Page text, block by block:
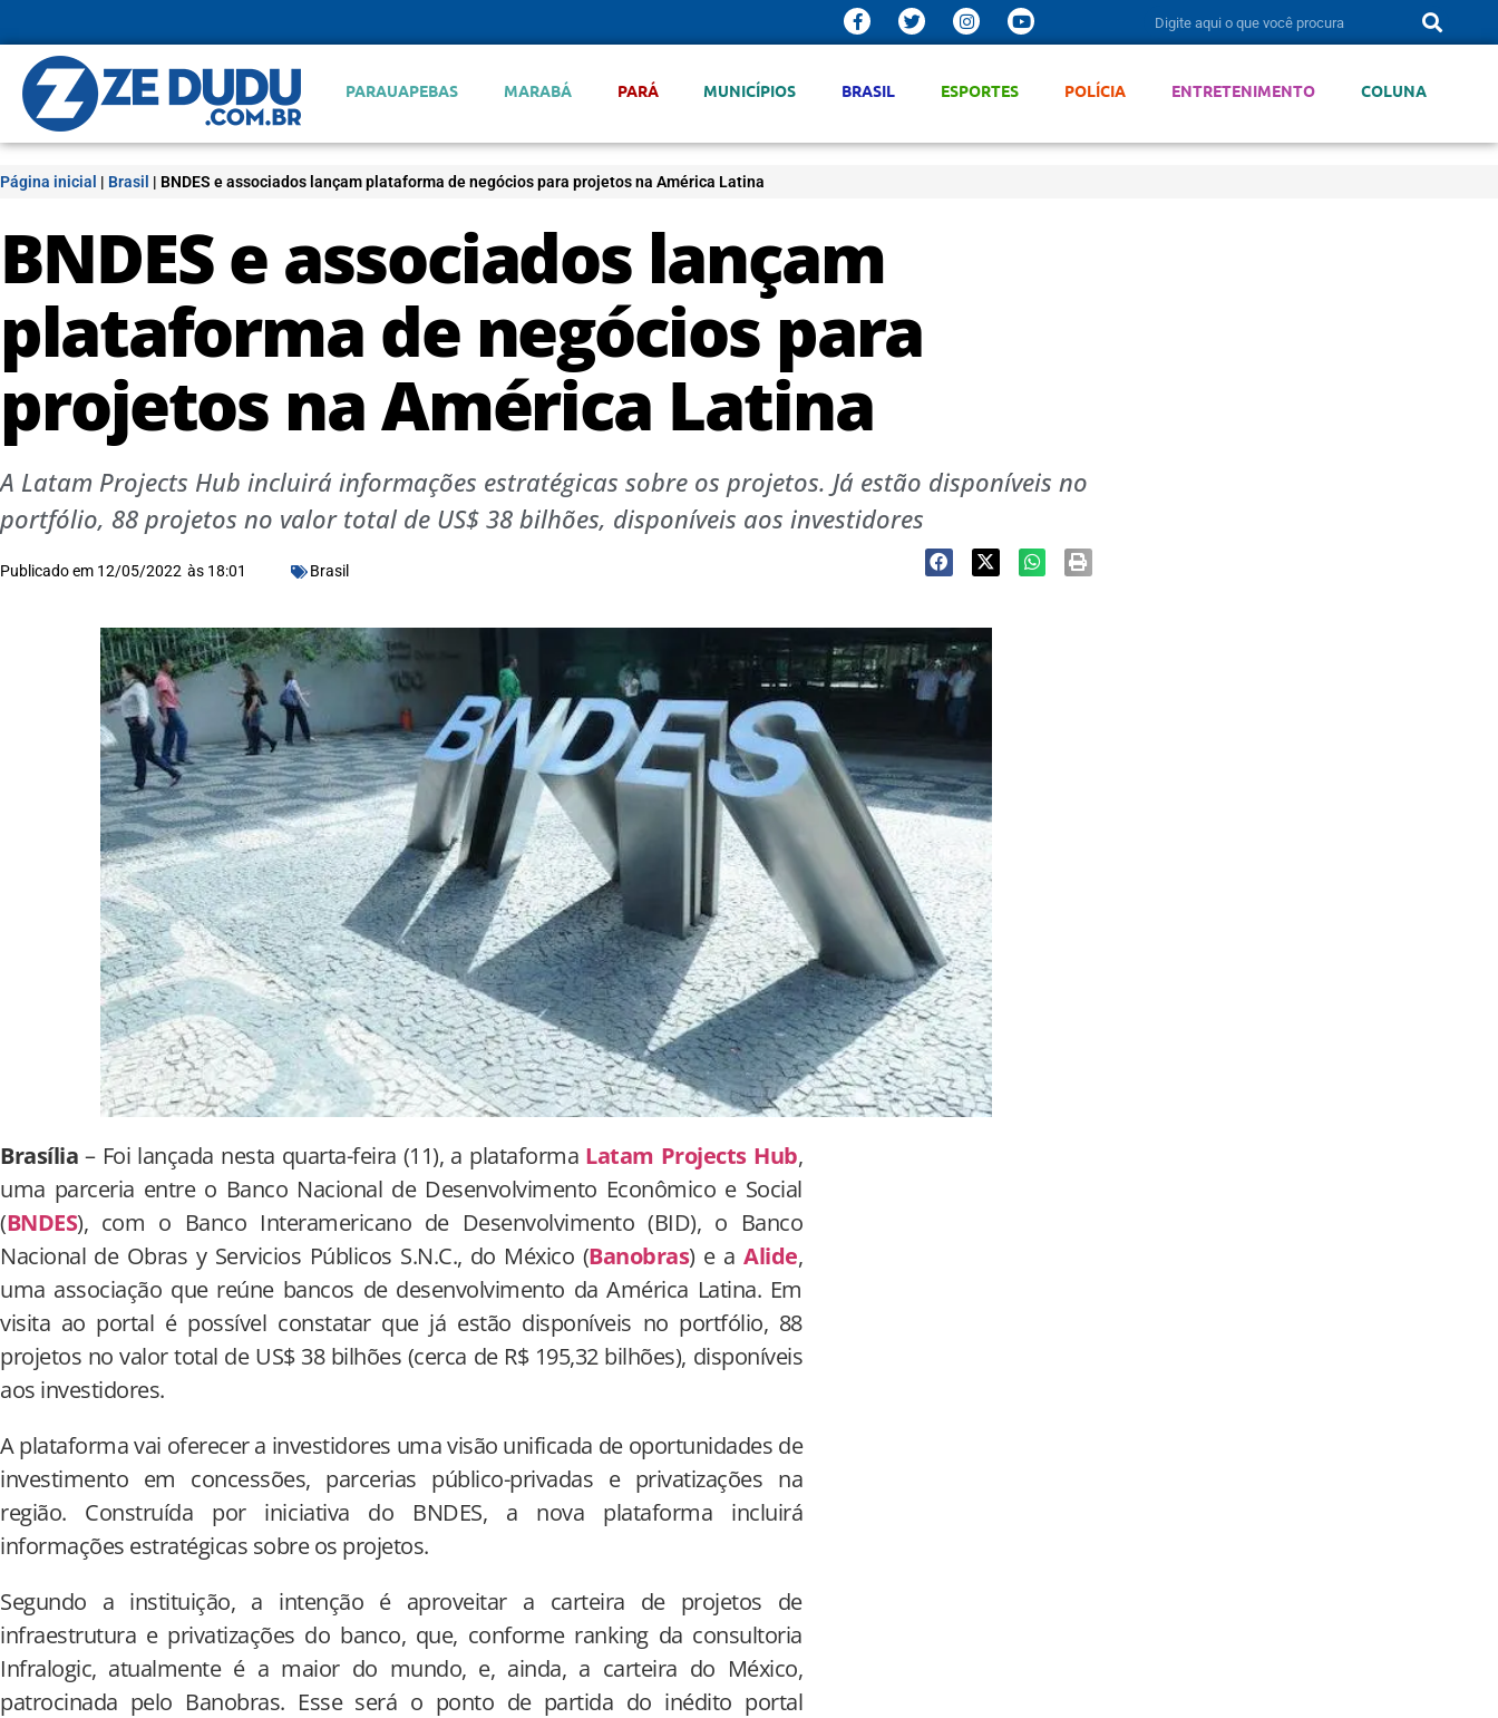
PARAUAPEBAS MARABÁ PARÁ MUNICÍPIOS BRASIL ESPORTES POLÍCIA ENTRETENIMENTO COLUNA
Página inicial | Brasil | BNDES e associados lançam plataforma de negócios para projetos na América Latina
BNDES e associados lançam
plataforma de negócios para
projetos na América Latina
A Latam Projects Hub incluirá informações estratégicas sobre os projetos. Já estão disponíveis no
portfólio, 88 projetos no valor total de US$ 38 bilhões, disponíveis aos investidores
Publicado em 12/05/2022 às 18:01 Brasil
Brasília – Foi lançada nesta quarta-feira (11), a plataforma Latam Projects Hub,
uma parceria entre o Banco Nacional de Desenvolvimento Econômico e Social
(BNDES), com o Banco Interamericano de Desenvolvimento (BID), o Banco
Nacional de Obras y Servicios Públicos S.N.C., do México (Banobras) e a Alide,
uma associação que reúne bancos de desenvolvimento da América Latina. Em
visita ao portal é possível constatar que já estão disponíveis no portfólio, 88
projetos no valor total de US$ 38 bilhões (cerca de R$ 195,32 bilhões), disponíveis
aos investidores.
A plataforma vai oferecer a investidores uma visão unificada de oportunidades de
investimento em concessões, parcerias público-privadas e privatizações na
região. Construída por iniciativa do BNDES, a nova plataforma incluirá
informações estratégicas sobre os projetos.
Segundo a instituição, a intenção é aproveitar a carteira de projetos de
infraestrutura e privatizações do banco, que, conforme ranking da consultoria
Infralogic, atualmente é a maior do mundo, e, ainda, a carteira do México,
patrocinada pelo Banobras. Esse será o ponto de partida do inédito portal